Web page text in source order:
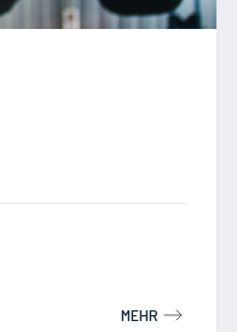
MEHR